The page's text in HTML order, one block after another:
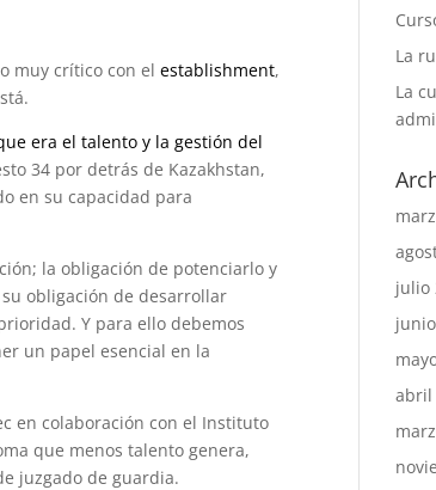
muy crítico con elestablishment,
era el talento y la gestión del
34 por detrás de Kazakhstan,
en su capacidad para
la obligación de potenciarlo y
obligación de desarrollar
Y para ello debemos
un papel esencial en la
en colaboración con el Instituto
que menos talento genera,
juzgado de guardia.
La
La
julio
abril